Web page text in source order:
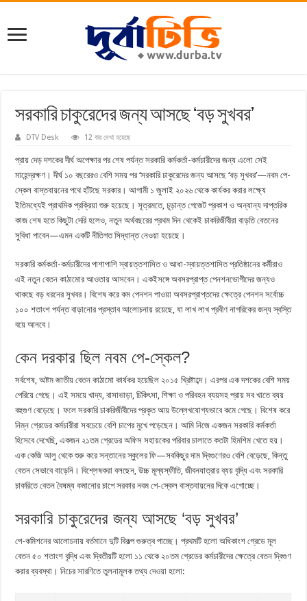
সরকারি চাকুরেদের জন্য আসছে ‘বড় সুখবর’
DTV Desk 12 বার দেখা হয়েছে
প্রায় দেড় দশকের দীর্ঘ অপেক্ষার পর শেষ পর্যন্ত সরকারি কর্মকর্তা-কর্মচারীদের জন্য এলো সেই
মাহেন্দ্রক্ষণ। দীর্ঘ ১০ বছরেরও বেশি সময় পর ‘সরকারি চাকুরেদের জন্য আসছে ‘বড় সুখবর’—নবম পে-
স্কেল বাস্তবায়নের পথে হাঁটছে সরকার। আগামী ১ জুলাই ২০২৬ থেকে কার্যকর করার লক্ষ্যে
ইতিমধ্যেই প্রাথমিক প্রক্রিয়া শুরু হয়েছে। সূত্রমতে, চূড়ান্ত গেজেট প্রকাশ ও অন্যান্য দাপ্তরিক
কাজ শেষ হতে কিছুটা দেরি হলেও, নতুন অর্থবছরের প্রথম দিন থেকেই চাকরিজীবীরা বাড়তি বেতনের
সুবিধা পাবেন—এমন একটি নীতিগত সিদ্ধান্ত নেওয়া হয়েছে।
সরকারি কর্মকর্তা-কর্মচারীদের পাশাপাশি স্বায়ত্তশাসিত ও আধা-স্বায়ত্তশাসিত প্রতিষ্ঠানের কর্মীরাও
এই নতুন বেতন কাঠামোর আওতায় আসবেন। একইসঙ্গে অবসরপ্রাপ্ত পেনশনভোগীদের জন্যও
থাকছে বড় ধরনের সুখবর। বিশেষ করে কম পেনশন পাওয়া অবসরপ্রাপ্তদের ক্ষেত্রে পেনশন সর্বোচ্চ
১০০ শতাংশ পর্যন্ত বাড়ানোর প্রস্তাব আলোচনায় রয়েছে, যা লাখ লাখ প্রবীণ নাগরিকের জন্য স্বস্তি
বয়ে আনবে।
কেন দরকার ছিল নবম পে-স্কেল?
সর্বশেষ, অষ্টম জাতীয় বেতন কাঠামো কার্যকর হয়েছিল ২০১৫ খ্রিষ্টাব্দে। এরপর এক দশকের বেশি সময়
পেরিয়ে গেছে। এই সময়ে খাদ্য, বাসাভাড়া, চিকিৎসা, শিক্ষা ও পরিবহন ব্যয়সহ প্রায় সব খাতে ব্যয়
বহুগুণ বেড়েছে। ফলে সরকারি চাকরিজীবীদের প্রকৃত আয় উল্লেখযোগ্যভাবে কমে গেছে। বিশেষ করে
নিম্ন গ্রেডের কর্মচারীরা সবচেয়ে বেশি চাপের মুখে পড়েছেন। আমি নিজে একজন সরকারি কর্মকর্তা
হিসেবে দেখেছি, একজন ২১তম গ্রেডের অফিস সহায়কের পরিবার চালাতে কতটা হিমশিম খেতে হয়।
এক কেজি আলু থেকে শুরু করে সন্তানের স্কুলের ফি—সবকিছুর দাম দ্বিগুণেরও বেশি বেড়েছে, কিন্তু
বেতন সেভাবে বাড়েনি। বিশ্লেষকরা বলছেন, উচ্চ মূল্যস্ফীতি, জীবনযাত্রার ব্যয় বৃদ্ধি এবং সরকারি
চাকরিতে বেতন বৈষম্য কমানোর চাপে সরকার নবম পে-স্কেল বাস্তবায়নের দিকে এগোচ্ছে।
সরকারি চাকুরেদের জন্য আসছে ‘বড় সুখবর’
পে-কমিশনের আলোচনায় বর্তমানে দুটি বিকল্প গুরুত্ব পাচ্ছে। প্রথমটি হলো অধিকাংশ গ্রেডে মূল
বেতন ৫০ শতাংশ বৃদ্ধি এবং দ্বিতীয়টি হলো ১১ থেকে ২০তম গ্রেডের কর্মচারীদের ক্ষেত্রে বেতন দ্বিগুণ
করার ব্যবস্থা। নিচের সারণিতে তুলনামূলক তথ্য দেওয়া হলো: